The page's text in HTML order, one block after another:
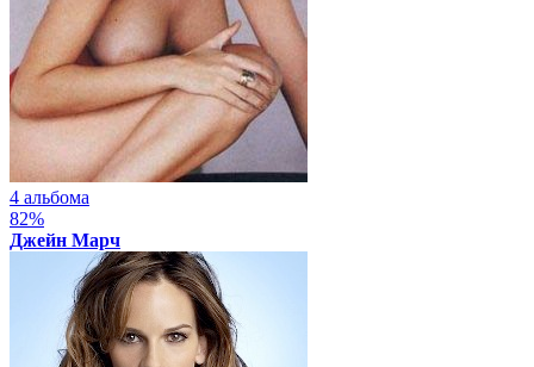
4 альбома
82%
Джейн Марч